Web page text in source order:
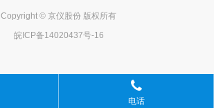
Copyright © 京仪股份 版权所有
皖ICP备14020437号-16
电话